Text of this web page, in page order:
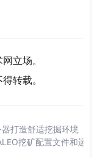
立场。
转载。
打造舒适挖掘环境
挖矿配置文件和运